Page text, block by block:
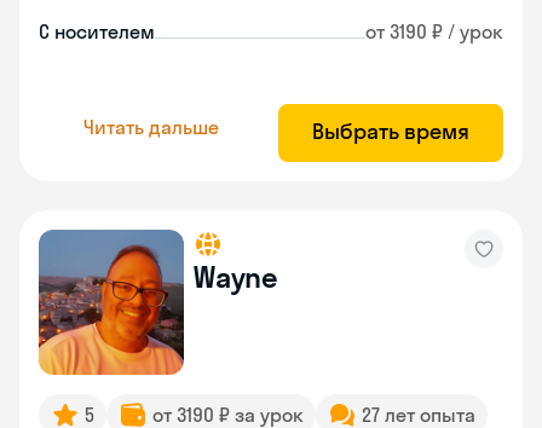
С носителем от 3190 ₽ / урок
Читать дальше Выбрать время
Wayne
5 от 3190 ₽ за урок 27 лет опыта